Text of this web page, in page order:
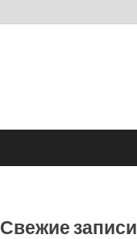
Свежие записи